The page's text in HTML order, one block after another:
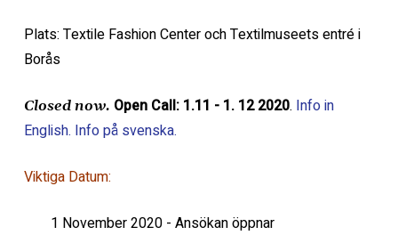
Plats: Textile Fashion Center och Textilmuseets entré i
Borås
Closed now. Open Call: 1.11 - 1. 12 2020. Info in
English. Info på svenska.
Viktiga Datum:
1 November 2020 - Ansökan öppnar